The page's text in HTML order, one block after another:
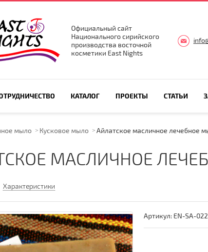
Официальный сайт
Национального сирийского
производства восточной
косметики East Nights
КАТАЛОГ ПРОЕКТЫ СТАТЬИ
мыло Кусковое мыло Айлатское масличное лечебное
МАСЛИЧНОЕ
Характеристики
Артикул: EN-SA-022